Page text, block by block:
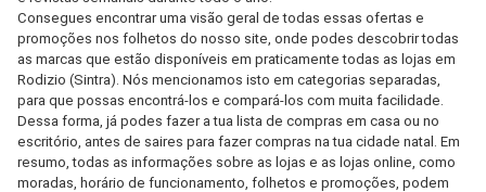
Consegues encontrar uma visão geral de todas essas ofertas e
promoções nos folhetos do nosso site, onde podes descobrir todas
as marcas que estão disponíveis em praticamente todas as lojas em
Rodizio (Sintra). Nós mencionamos isto em categorias separadas,
para que possas encontrá-los e compará-los com muita facilidade.
Dessa forma, já podes fazer a tua lista de compras em casa ou no
escritório, antes de saires para fazer compras na tua cidade natal. Em
resumo, todas as informações sobre as lojas e as lojas online, como
moradas, horário de funcionamento, folhetos e promoções, podem